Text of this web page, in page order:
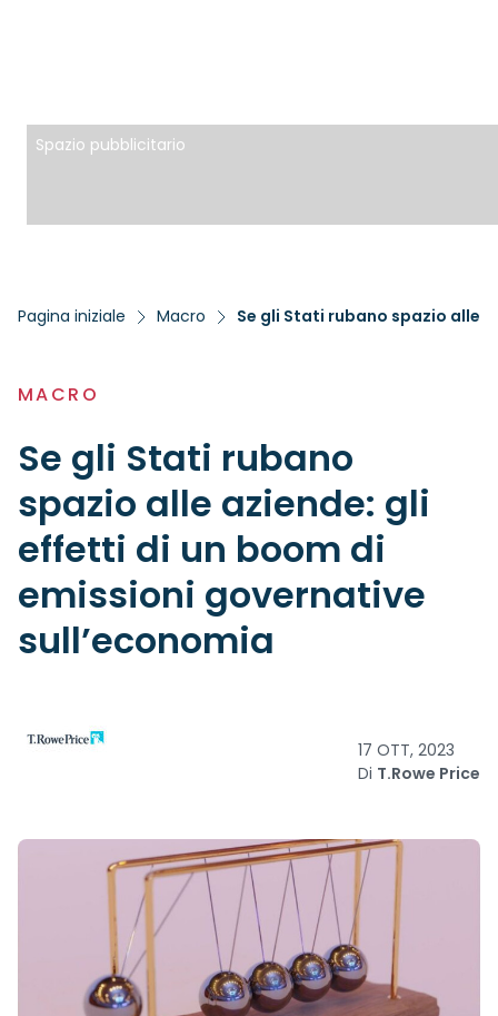
Spazio pubblicitario
Pagina iniziale Macro
MACRO
Se gli Stati rubano
spazio alle aziende: gli
effetti di un boom di
emissioni governative
sull’economia
17 OTT, 2023
Di T.Rowe Price